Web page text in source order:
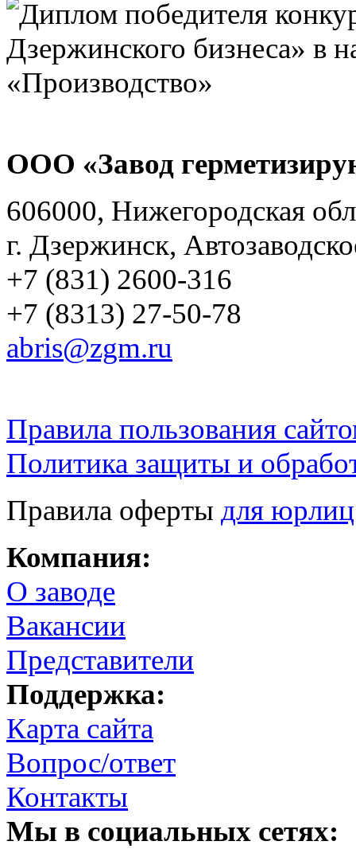
ООО «Завод
606000, Нижегородская
г. Дзержинск,
+7 (831) 2600-316
+7 (8313) 27-50-78
abris@zgm.ru
Правила пользования
Политика защиты и
Правила оферты для
Компания:
О заводе
Вакансии
Представители
Поддержка:
Карта сайта
Вопрос/ответ
Контакты
Мы в социальных сетях: